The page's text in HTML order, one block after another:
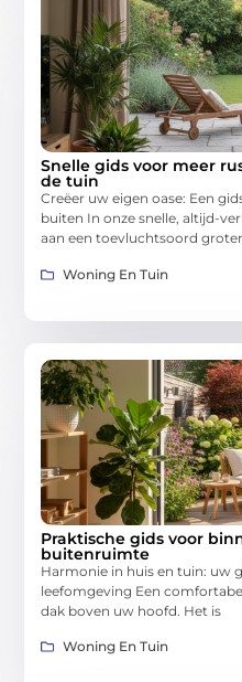
Snelle gids voor meer
de tuin
Creëer uw eigen oase: Een
buiten In onze snelle, altijd-
aan een toevluchtsoord
Woning En Tuin
Praktische gids voor
buitenruimte
Harmonie in huis en tuin: uw
leefomgeving Een
dak boven uw hoofd. Het is
Woning En Tuin